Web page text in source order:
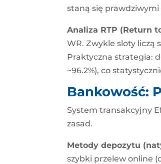
staną się
Analiza RTP (Return
WR. Zwykle sloty liczą
Praktyczna strategia:
~96.2%), co
Bankowość:
System transakcyjny
zasad.
Metody depozytu
szybki przelew online